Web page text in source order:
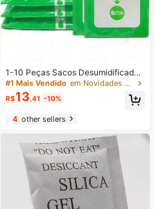
1-10 Peças Sacos Desumidificador
es Suspensos, Sacos Dessecantes
Absorventes de Umidade para Armá
rio, Guarda-Roupa, Roupas, Banheir
mazenamento, Casa, Dormitório, Vi
ão de Odores, Caixa de Secagem S
uspensa, Armário de Sapatos, Arma
zenamento de Guarda-Roupa
#1 Mais Vendido em Novidades para a casa na primavera e no verão P
R$13 ,41 -10%
4other sellers